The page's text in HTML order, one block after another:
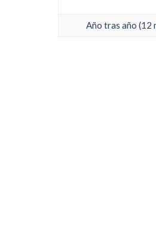
Año tras año (12